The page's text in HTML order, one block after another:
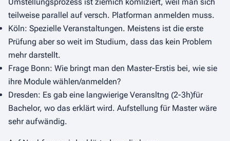
teilweise parallel auf versch. Platforman anmelden muss.
Köln: Spezielle Veranstaltungen. Meistens ist die erste
Prüfung aber so weit im Studium, dass das kein Problem
mehr darstellt.
Frage Bonn: Wie bringt man den Master-Erstis bei, wie sie
ihre Module wählen/anmelden?
Dresden: Es gab eine langwierige Veransltng (2-3h)für
Bachelor, wo das erklärt wird. Aufstellung für Master wäre
sehr aufwändig.